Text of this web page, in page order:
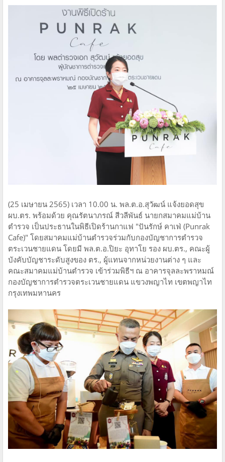
(25 เมษายน 2565) เวลา 10.00 น. พล.ต.อ.สุวัฒน์ แจ้งยอดสุข
ผบ.ตร. พร้อมด้วย คุณรัตนาภรณ์ สีวลีพันธ์ นายกสมาคมแม่บ้าน
ตำรวจ เป็นประธานในพิธีเปิดร้านกาแฟ "ปันรักษ์ คาเฟ่ (Punrak
Cafe)" โดยสมาคมแม่บ้านตำรวจร่วมกับกองบัญชาการตำรวจ
ตระเวนชายแดน โดยมี พล.ต.อ.ปิยะ อุทาโย รอง ผบ.ตร., คณะผู้
บังคับบัญชาระดับสูงของ ตร., ผู้แทนจากหน่วยงานต่าง ๆ และ
คณะสมาคมแม่บ้านตำรวจ เข้าร่วมพิธีฯ ณ อาคารจุลละพราหมณ์
กองบัญชาการตำรวจตระเวนชายแดน แขวงพญาไท เขตพญาไท
กรุงเทพมหานคร